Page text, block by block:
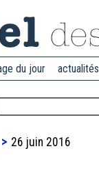
du jour actualités
26 juin 2016